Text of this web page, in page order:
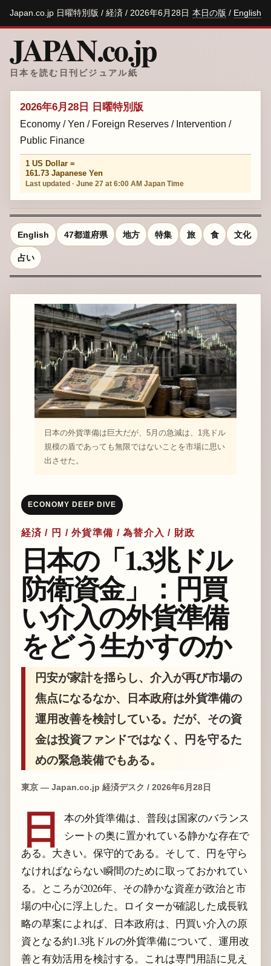
Japan.co.jp 日曜特別版 / 経済 / 2026年6月28日 本日の版 / English
JAPAN.co.jp
日本を読む日刊ビジュアル紙
2026年6月28日 日曜特別版
Economy / Yen / Foreign Reserves / Intervention /
Public Finance
1 US Dollar =
161.73 Japanese Yen
Last updated · June 27 at 6:00 AM Japan Time
English 47都道府県 地方 特集 旅 食 文化
占い
日本の外貨準備は巨大だが、5月の急減は、1兆ドル
規模の盾であっても無限ではないことを市場に思い
出させた。
ECONOMY DEEP DIVE
経済 / 円 / 外貨準備 / 為替介入 / 財政
日本の「1.3兆ドル
防衛資金」：円買
い介入の外貨準備
をどう生かすのか
円安が家計を揺らし、介入が再び市場の
焦点になるなか、日本政府は外貨準備の
運用改善を検討している。だが、その資
金は投資ファンドではなく、円を守るた
めの緊急装備でもある。
東京 — Japan.co.jp 経済デスク / 2026年6月28日
日
本の外貨準備は、普段は国家のバランス
シートの奥に置かれている静かな存在で
ある。大きい。保守的である。そして、円を守ら
なければならない瞬間のために取っておかれてい
る。ところが2026年、その静かな資産が政治と市
場の中心に浮上した。ロイターが確認した成長戦
略の草案によれば、日本政府は、円買い介入の原
資となる約1.3兆ドルの外貨準備について、運用改
善と有効活用を検討する。これは専門用語に見え